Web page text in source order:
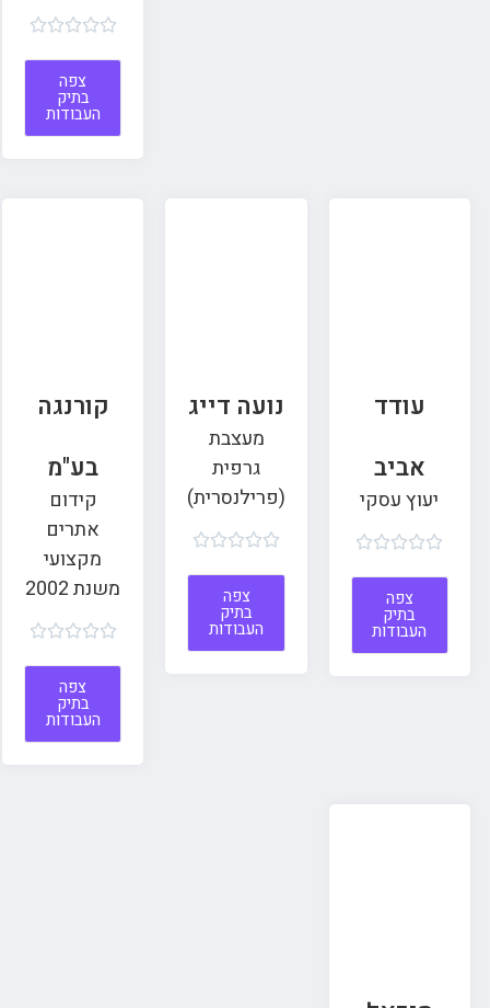





צפה
בתיק
העבודות
עודד
אביב
יעוץ עסקי





צפה
בתיק
העבודות
נועה דייג
מעצבת
גרפית
(פרילנסרית)





צפה
בתיק
העבודות
קורנגה
בע"מ
קידום
אתרים
מקצועי
משנת 2002





צפה
בתיק
העבודות